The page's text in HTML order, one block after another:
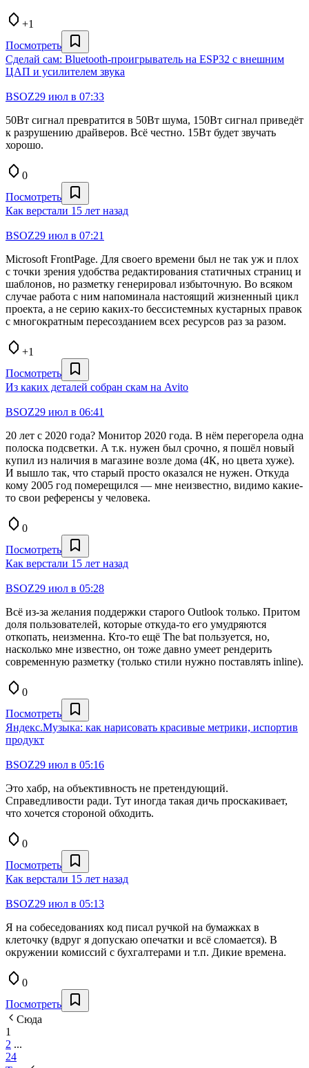
+1
Посмотреть
Сделай сам: Bluetooth‑проигрыватель на ESP32 с внешним
ЦАП и усилителем звука
BSOZ29 июл в 07:33
50Вт сигнал превратится в 50Вт шума, 150Вт сигнал приведёт
к разрушению драйверов. Всё честно. 15Вт будет звучать
хорошо.
0
Посмотреть
Как верстали 15 лет назад
BSOZ29 июл в 07:21
Microsoft FrontPage. Для своего времени был не так уж и плох
с точки зрения удобства редактирования статичных страниц и
шаблонов, но разметку генерировал избыточную. Во всяком
случае работа с ним напоминала настоящий жизненный цикл
проекта, а не серию каких-то бессистемных кустарных правок
с многократным пересозданием всех ресурсов раз за разом.
+1
Посмотреть
Из каких деталей собран скам на Avito
BSOZ29 июл в 06:41
20 лет с 2020 года? Монитор 2020 года. В нём перегорела одна
полоска подсветки. А т.к. нужен был срочно, я пошёл новый
купил из наличия в магазине возле дома (4К, но цвета хуже).
И вышло так, что старый просто оказался не нужен. Откуда
кому 2005 год померещился — мне неизвестно, видимо какие-
то свои референсы у человека.
0
Посмотреть
Как верстали 15 лет назад
BSOZ29 июл в 05:28
Всё из-за желания поддержки старого Outlook только. Притом
доля пользователей, которые откуда-то его умудряются
откопать, неизменна. Кто-то ещё The bat пользуется, но,
насколько мне известно, он тоже давно умеет рендерить
современную разметку (только стили нужно поставлять inline).
0
Посмотреть
Яндекс.Музыка: как нарисовать красивые метрики, испортив
продукт
BSOZ29 июл в 05:16
Это хабр, на объективность не претендующий.
Справедливости ради. Тут иногда такая дичь проскакивает,
что хочется стороной обходить.
0
Посмотреть
Как верстали 15 лет назад
BSOZ29 июл в 05:13
Я на собеседованиях код писал ручкой на бумажках в
клеточку (вдруг я допускаю опечатки и всё сломается). В
окружении комиссий с бухгалтерами и т.п. Дикие времена.
0
Посмотреть
Сюда
1
2 ...
24